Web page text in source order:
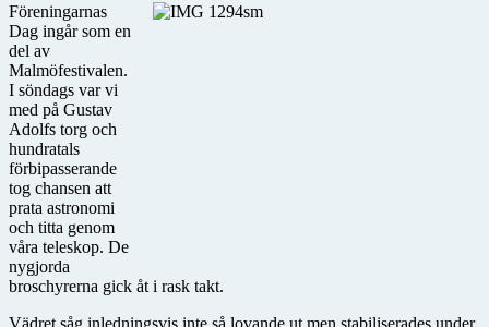
Föreningarnas
Dag ingår som en
del av
Malmöfestivalen.
I söndags var vi
med på Gustav
Adolfs torg och
hundratals
förbipasserande
tog chansen att
prata astronomi
och titta genom
våra teleskop. De
nygjorda
broschyrerna gick åt i rask takt.
Vädret såg inledningsvis inte så lovande ut men stabiliserades under